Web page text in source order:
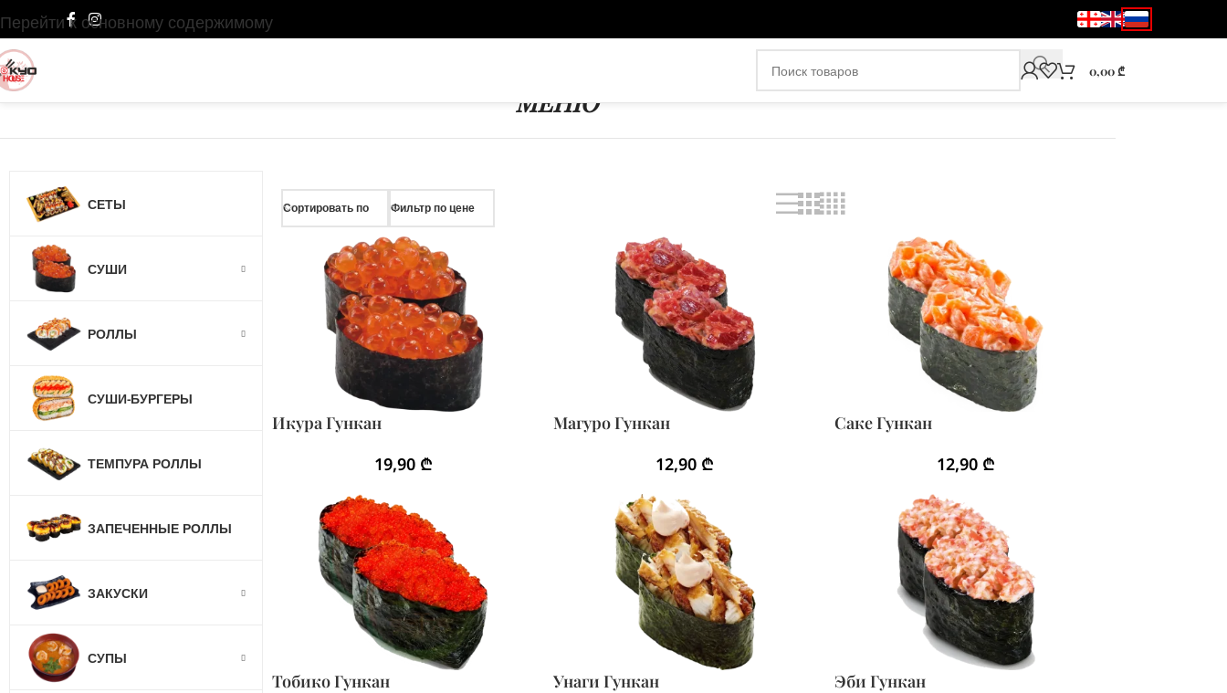
Перейти к основному содержимому
0,00₾
МЕНЮ
СЕТЫ
СУШИ
РОЛЛЫ
СУШИ-БУРГЕРЫ
ТЕМПУРА РОЛЛЫ
ЗАПЕЧЕННЫЕ РОЛЛЫ
ЗАКУСКИ
СУПЫ
Сортировать по Фильтр по цене
Икура Гункан
19,90 ₾
Магуро Гункан
12,90 ₾
Саке Гункан
12,90 ₾
Тобико Гункан
Унаги Гункан
Эби Гункан